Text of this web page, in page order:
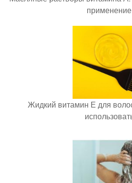
применение
Жидкий витамин Е для